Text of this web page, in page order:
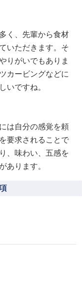
く、先輩から食材
いただきます。そ
りがいでもありま
カービングなどに
いですね。
は自分の感覚を頼
要求されることで
、味わい、五感を
あります。